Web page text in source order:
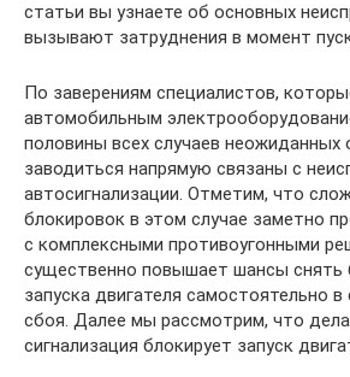
статьи вы узнаете об основных
вызывают затруднения в момент
По заверениям специалистов,
автомобильным
половины всех случаев неожиданных
заводиться напрямую связаны с
автосигнализации. Отметим, что
блокировок в этом случае заметно
с комплексными противоугонными
существенно повышает шансы снять
запуска двигателя самостоятельно
сбоя. Далее мы рассмотрим, что
сигнализация блокирует запуск